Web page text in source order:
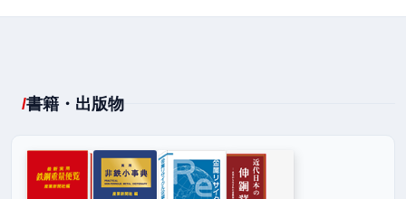
書籍・出版物